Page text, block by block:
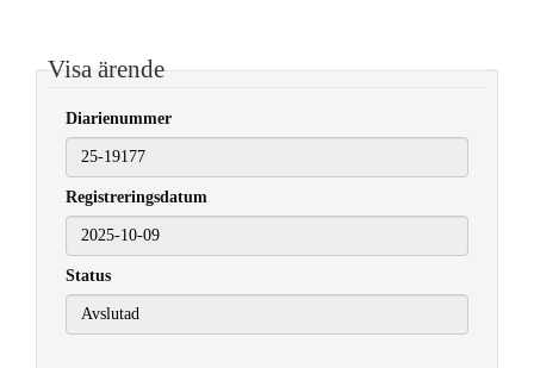
Visa ärende
Diarienummer
Registreringsdatum
2025-10-09
Status